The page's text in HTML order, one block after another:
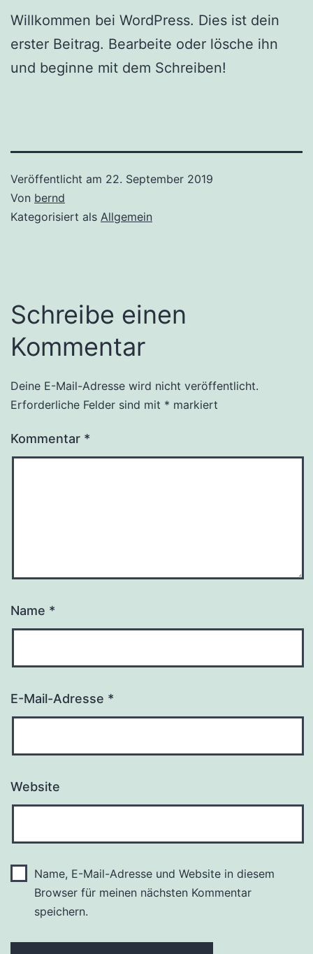
Willkommen bei WordPress. Dies ist dein
erster Beitrag. Bearbeite oder lösche ihn
und beginne mit dem Schreiben!
Veröffentlicht am 22. September 2019
Von bernd
Kategorisiert als Allgemein
Schreibe einen
Kommentar
Deine E-Mail-Adresse wird nicht veröffentlicht.
Erforderliche Felder sind mit * markiert
Kommentar *
Name *
E-Mail-Adresse *
Website
Name, E-Mail-Adresse und Website in diesem
Browser für meinen nächsten Kommentar
speichern.